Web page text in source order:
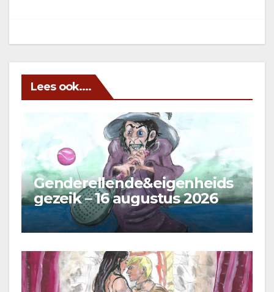
Lees ook....
Genderellende&eigenheids
gezeik – 16 augustus 2026